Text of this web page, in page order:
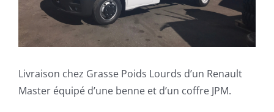
Contact
Livraison chez Grasse Poids Lourds d’un Renault
Master équipé d’une benne et d’un coffre JPM.